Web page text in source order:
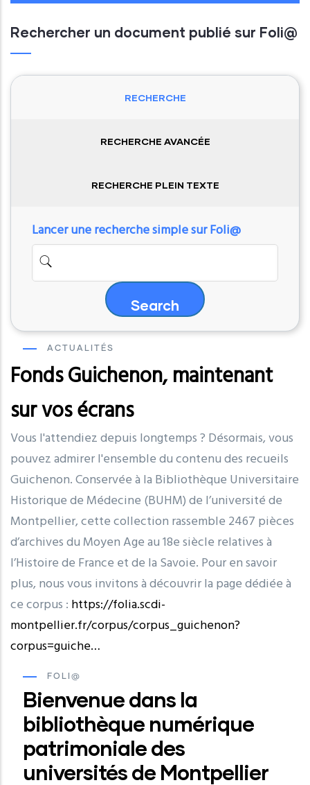
Rechercher un document publié sur Foli@
RECHERCHE
RECHERCHE AVANCÉE
RECHERCHE PLEIN TEXTE
Lancer une recherche simple sur Foli@
ACTUALITÉS
Fonds Guichenon, maintenant
sur vos écrans
Vous l'attendiez depuis longtemps ? Désormais, vous
pouvez admirer l'ensemble du contenu des recueils
Guichenon. Conservée à la Bibliothèque Universitaire
Historique de Médecine (BUHM) de l’université de
Montpellier, cette collection rassemble 2467 pièces
d’archives du Moyen Age au 18e siècle relatives à
l’Histoire de France et de la Savoie. Pour en savoir
plus, nous vous invitons à découvrir la page dédiée à
ce corpus : https://folia.scdi-
montpellier.fr/corpus/corpus_guichenon?
corpus=guiche…
FOLI@
Bienvenue dans la
bibliothèque numérique
patrimoniale des
universités de Montpellier